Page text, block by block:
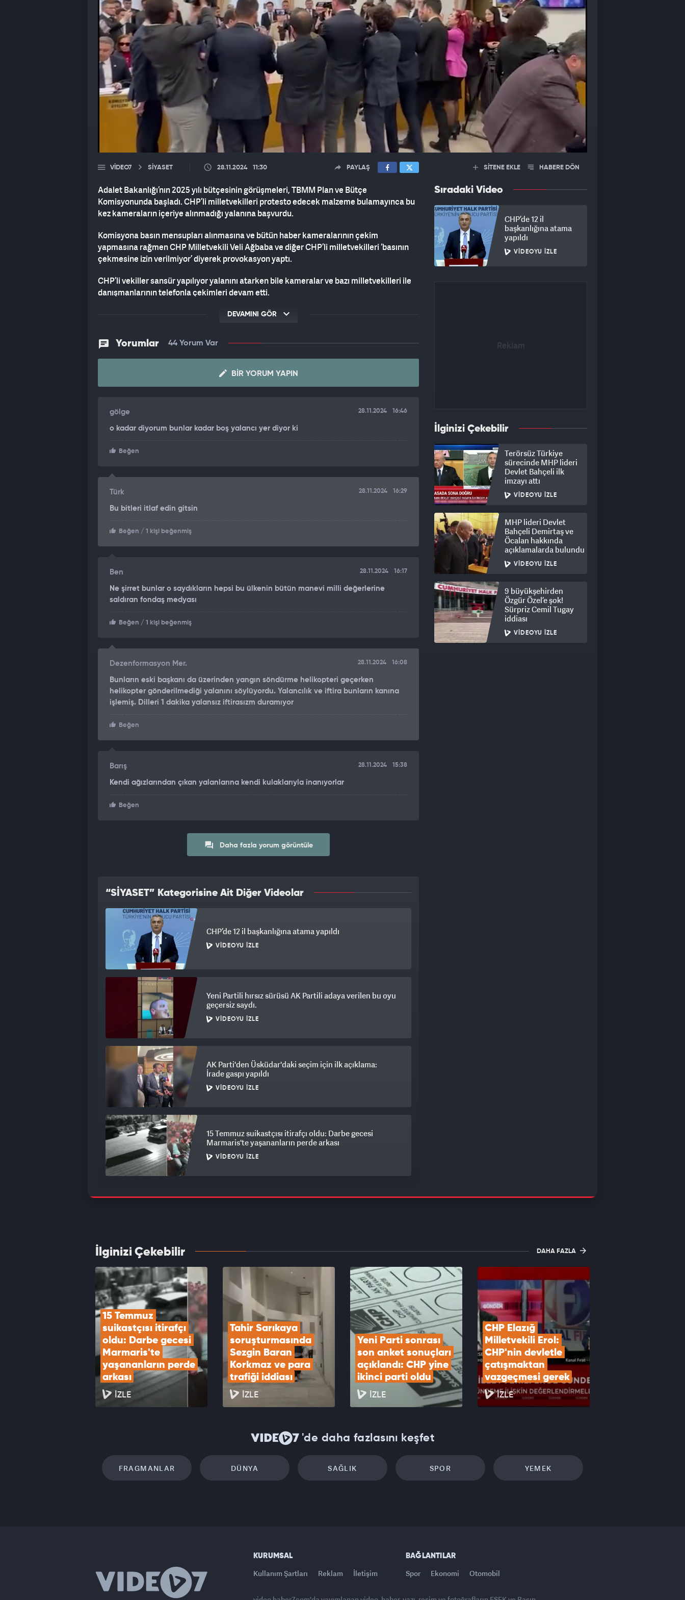
VIDEO7 SİYASET 28.11.2024 11:30 PAYLAŞ
Adalet Bakanlığı’nın 2025 yılı bütçesinin görüşmeleri, TBMM Plan ve Bütçe
Komisyonunda başladı. CHP’li milletvekilleri protesto edecek malzeme bulamayınca bu
kez kameraların içeriye alınmadığı yalanına başvurdu.
Komisyona basın mensupları alınmasına ve bütün haber kameralarının çekim
yapmasına rağmen CHP Milletvekili Veli Ağbaba ve diğer CHP’li milletvekilleri ‘basının
çekmesine izin verilmiyor’ diyerek provokasyon yaptı.
CHP’li vekiller sansür yapılıyor yalanını atarken bile kameralar ve bazı milletvekilleri ile
danışmanlarının telefonla çekimleri devam etti.
DEVAMINI GÖR
Yorumlar 44 Yorum Var
BIR YORUM YAPIN
gölge 28.11.2024 16:46
o kadar diyorum bunlar kadar boş yalancı yer diyor ki
Beğen
Türk 28.11.2024 16:29
Bu bitleri itlaf edin gitsin
Beğen / 1 kişi beğenmiş
Ben 28.11.2024 16:17
Ne şirret bunlar o saydıkların hepsi bu ülkenin bütün manevi milli değerlerine
saldıran fondaş medyası
Beğen / 1 kişi beğenmiş
Dezenformasyon Mer. 28.11.2024 16:08
Bunların eski başkanı da üzerinden yangın söndürme helikopteri geçerken
helikopter gönderilmediği yalanını söylüyordu. Yalancılık ve iftira bunların kanına
işlemiş. Dilleri 1 dakika yalansız iftirasızm duramıyor
Beğen
Barış 28.11.2024 15:38
Kendi ağızlarından çıkan yalanlarına kendi kulaklarıyla inanıyorlar
Beğen
Daha fazla yorum görüntüle
“SİYASET” Kategorisine Ait Diğer Videolar
CHP’de 12 il başkanlığına atama yapıldı
VIDEOYU İZLE
Yeni Partili hırsız sürüsü AK Partili adaya verilen bu oyu
geçersiz saydı.
VIDEOYU İZLE
AK Parti'den Üsküdar'daki seçim için ilk açıklama:
İrade gaspı yapıldı
VIDEOYU İZLE
15 Temmuz suikastçısı itirafçı oldu: Darbe gecesi
Marmaris'te yaşananların perde arkası
VIDEOYU İZLE
Yeni Parti sonrası son anket sonuçları açıklandı: CHP
yine ikinci parti oldu
VIDEOYU İZLE
SİTENE EKLE HABERE DÖN
Sıradaki Video
CHP’de 12 il
başkanlığına atama
yapıldı
VIDEOYU İZLE
İlginizi Çekebilir
Terörsüz Türkiye
sürecinde MHP lideri
Devlet Bahçeli ilk
imzayı attı
VIDEOYU İZLE
MHP lideri Devlet
Bahçeli Demirtaş ve
Öcalan hakkında
açıklamalarda bulundu
VIDEOYU İZLE
9 büyükşehirden
Özgür Özel’e şok!
Sürpriz Cemil Tugay
iddiası
VIDEOYU İZLE
İlginizi Çekebilir DAHA FAZLA
15 Temmuz
suikastçısı itirafçı
oldu: Darbe gecesi
Marmaris'te
yaşananların perde
arkası
İZLE
Tahir Sarıkaya
soruşturmasında
Sezgin Baran
Korkmaz ve para
trafiği iddiası
İZLE
Yeni Parti sonrası
son anket sonuçları
açıklandı: CHP yine
ikinci parti oldu
İZLE
CHP Elazığ
Milletvekili Erol:
CHP'nin devletle
çatışmaktan
vazgeçmesi gerek
İZLE
'de daha fazlasını keşfet
FRAGMANLAR DÜNYA SAĞLIK SPOR YEMEK
KURUMSAL
Kullanım Şartları Reklam İletişim
BAĞLANTILAR
Spor Ekonomi Otomobil